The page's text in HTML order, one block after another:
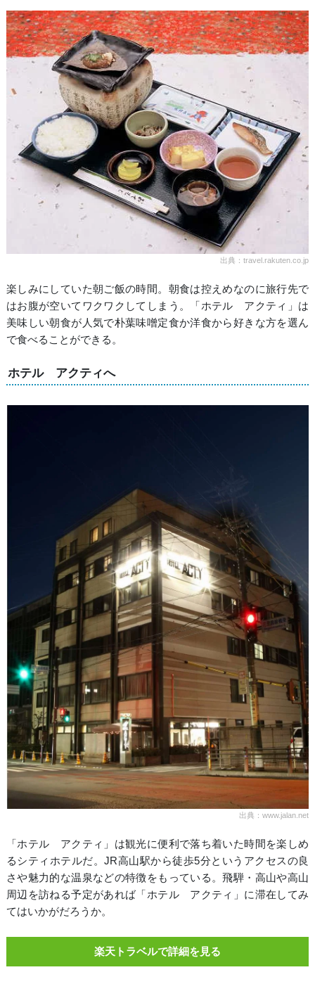
出典：travel.rakuten.co.jp
楽しみにしていた朝ご飯の時間。朝食は控えめなのに旅行先で
はお腹が空いてワクワクしてしまう。「ホテル アクティ」は
美味しい朝食が人気で朴葉味噌定食か洋食から好きな方を選ん
で食べることができる。
ホテル アクティへ
出典：www.jalan.net
「ホテル アクティ」は観光に便利で落ち着いた時間を楽しめ
るシティホテルだ。JR高山駅から徒歩5分というアクセスの良
さや魅力的な温泉などの特徴をもっている。飛騨・高山や高山
周辺を訪ねる予定があれば「ホテル アクティ」に滞在してみ
てはいかがだろうか。
楽天トラベルで詳細を見る